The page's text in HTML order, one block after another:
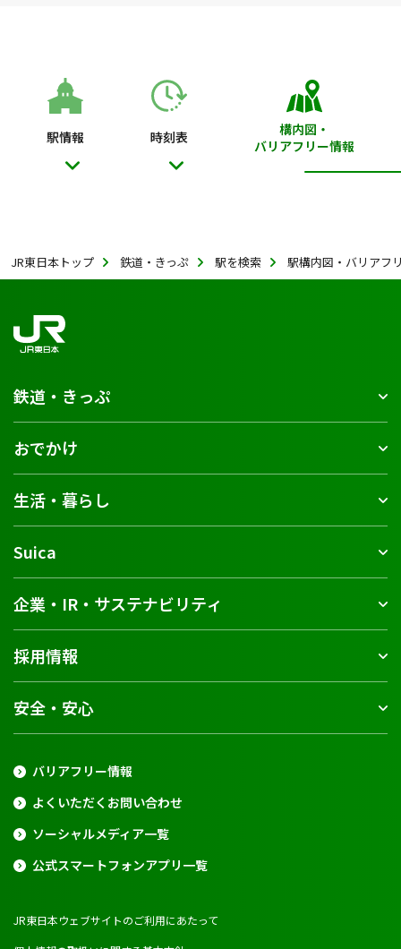
駅情報 時刻表
構内図・
バリアフリー情報
JR東日本トップ 鉄道・きっぷ 駅を検索 駅構内図・バリアフ
鉄道・きっぷ
おでかけ
生活・暮らし
Suica
企業・IR・サステナビリティ
採用情報
安全・安心
バリアフリー情報
よくいただくお問い合わせ
ソーシャルメディア一覧
公式スマートフォンアプリ一覧
JR東日本ウェブサイトのご利用にあたって